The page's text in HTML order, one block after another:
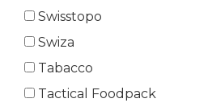
Swisstopo
Swiza
Tabacco
Tactical Foodpack